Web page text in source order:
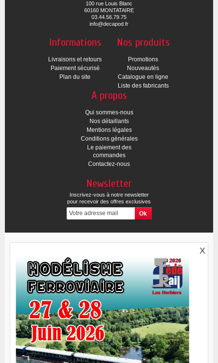
100 rue Louis Blanc
60160 MONTATAIRE
03.44.56.79.75
info@decapod.fr
Informations
Livraisons et retours
Paiement sécurisé
Plan du site
Nos produits
Promotions
Nouveautés
Catalogue en ligne
Liste des fabricants
A propos
Qui sommes-nous
Nos détaillants
Mentions légales
Conditions générales
Le paiement des
commandes
Contactez-nous
Newsletter
Inscrivez-vous à notre newsletter
pour recevoir des offres exclusives
X